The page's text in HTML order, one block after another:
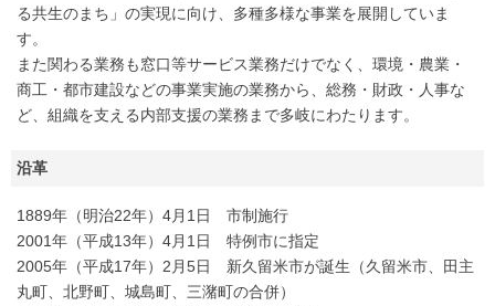
る共生のまち」の実現に向け、多種多様な事業を展開していま
す。
また関わる業務も窓口等サービス業務だけでなく、環境・農業・
商工・都市建設などの事業実施の業務から、総務・財政・人事な
ど、組織を支える内部支援の業務まで多岐にわたります。
沿革
1889年（明治22年）4月1日 市制施行
2001年（平成13年）4月1日 特例市に指定
2005年（平成17年）2月5日 新久留米市が誕生（久留米市、田主
丸町、北野町、城島町、三潴町の合併）